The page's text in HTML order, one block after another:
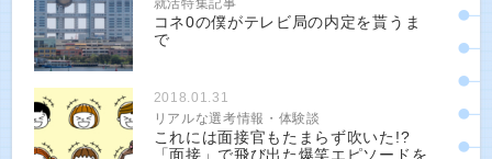
コネ0の僕がテレビ局の内定を貰うま
で
2018.01.31
リアルな選考情報・体験談
これには面接官もたまらず吹いた!?
「面接」で飛び出た爆笑エピソードを